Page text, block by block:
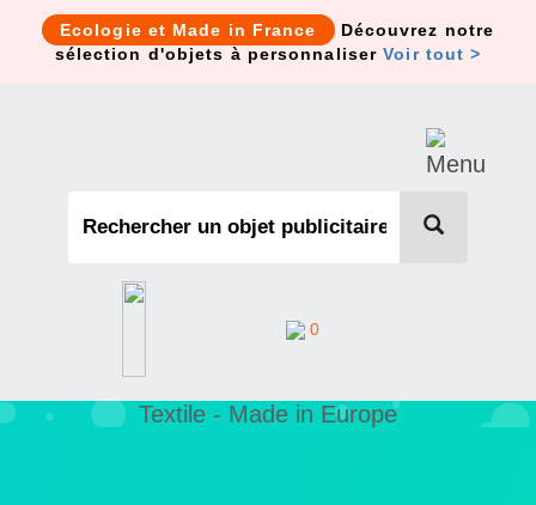
Ecologie et Made in France
Découvrez notre
sélection d'objets à personnaliserVoir tout >
0
Textile - Made in Europe
Cookies management panel